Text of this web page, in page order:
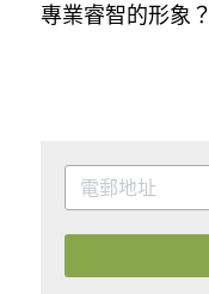
專業睿智的形象？